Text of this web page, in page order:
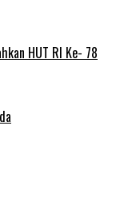
HUT RI Ke- 78